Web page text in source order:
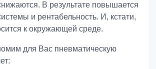
В результате повышается
и рентабельность. И, кстати,
к окружающей среде.
для Вас пневматическую